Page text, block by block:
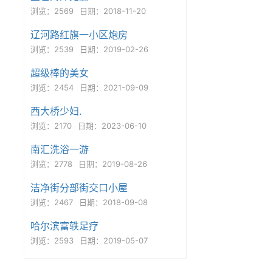
浏览：2569 日期：2018-11-20
辽河路红旗一小区炮房
浏览：2539 日期：2019-02-26
超级棒的美女
浏览：2454 日期：2021-09-09
西大桥少妇.
浏览：2170 日期：2023-06-10
南汇洗浴一游
浏览：2778 日期：2019-08-26
洁净街分部街交口小屋
浏览：2467 日期：2018-09-08
哈尔滨富轶足疗
浏览：2593 日期：2019-05-07